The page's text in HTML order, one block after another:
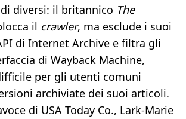
diversi: il britannico The
il crawler, ma esclude i suoi
di Internet Archive e filtra gli
di Wayback Machine,
per gli utenti comuni
archiviate dei suoi articoli.
di USA Today Co., Lark-Marie